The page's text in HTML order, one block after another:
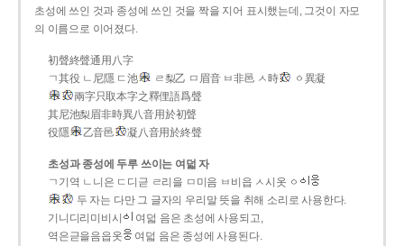
초성에 쓰인 것과 종성에 쓰인 것을 짝을 지어 표시했는데, 그것이 자모
의 이름으로 이어졌다.
初聲終聲通用八字
ㄱ其役 ㄴ尼隱 ㄷ池
ㄹ梨乙 ㅁ眉音 ㅂ非邑 ㅅ時
ㆁ異凝
兩字只取本字之釋俚語爲聲
其尼池梨眉非時異八音用於初聲
役隱
乙音邑 凝八音用於終聲
초성과 종성에 두루 쓰이는 여덟 자
ㄱ기역 ㄴ니은 ㄷ디귿 ㄹ리을 ㅁ미음 ㅂ비읍 ㅅ시옷 ㆁ
두 자는 다만 그 글자의 우리말 뜻을 취해 소리로 사용한다.
기니디리미비시
여덟 음은 초성에 사용되고,
역은귿을음읍옷
여덟 음은 종성에 사용된다.